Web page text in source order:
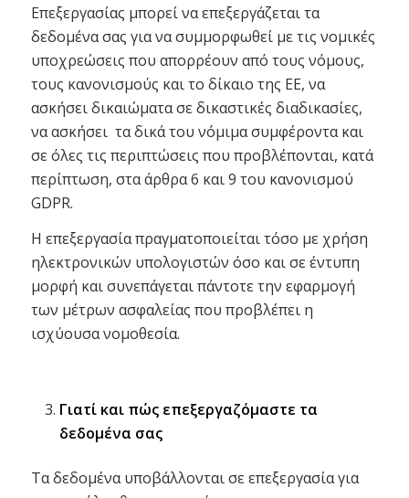
Επεξεργασίας μπορεί να επεξεργάζεται τα
δεδομένα σας για να συμμορφωθεί με τις νομικές
υποχρεώσεις που απορρέουν από τους νόμους,
τους κανονισμούς και το δίκαιο της ΕΕ, να
ασκήσει δικαιώματα σε δικαστικές διαδικασίες,
να ασκήσει τα δικά του νόμιμα συμφέροντα και
σε όλες τις περιπτώσεις που προβλέπονται, κατά
περίπτωση, στα άρθρα 6 και 9 του κανονισμού
GDPR.
Η επεξεργασία πραγματοποιείται τόσο με χρήση
ηλεκτρονικών υπολογιστών όσο και σε έντυπη
μορφή και συνεπάγεται πάντοτε την εφαρμογή
των μέτρων ασφαλείας που προβλέπει η
ισχύουσα νομοθεσία.
Γιατί και πώς επεξεργαζόμαστε τα
δεδομένα σας
Τα δεδομένα υποβάλλονται σε επεξεργασία για